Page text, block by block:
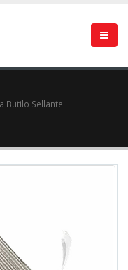
Butilo Sellante